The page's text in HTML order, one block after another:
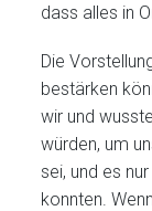
dass alles in
Die
bestärken
wir und
würden, um
sei, und es
konnten.